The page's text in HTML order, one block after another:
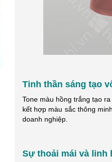
KHÔNG CẦN CHỜ LÂU, ĐỒNG PHỤC
SẴN VẪN ĐẸP VÀ CHUYÊN
Các mẫu áo đồng phục may sẵn
được nhiều sự quan tâm của người
Tinh thần sáng tạo
Tone màu hồng trắng tạo
kết hợp màu sắc thông
doanh nghiệp.
Sự thoải mái và linh